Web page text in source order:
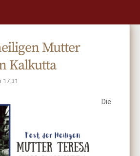
Mutter
Kalkutta
17:31
Die